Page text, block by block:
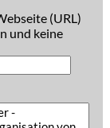
(URL)
und keine